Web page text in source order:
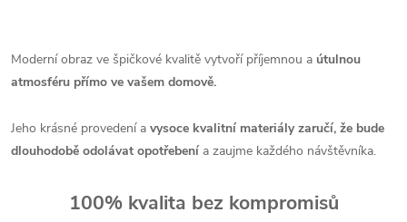
Moderní obraz ve špičkové kvalitě vytvoří příjemnou a útulnou
atmosféru přímo ve vašem domově.
Jeho krásné provedení a vysoce kvalitní materiály zaručí, že bude
dlouhodobě odolávat opotřebení a zaujme každého návštěvníka.
100% kvalita bez kompromisů